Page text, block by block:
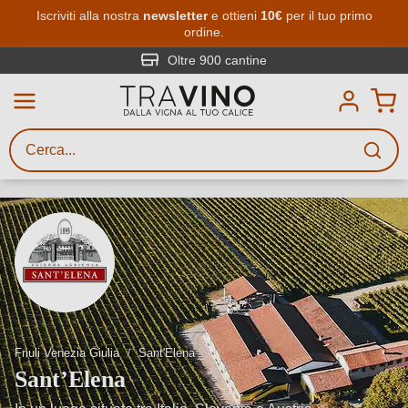
Passa al contenuto principale
Iscriviti alla nostra newslettere ottieni 10€per il tuo primo
ordine.
Oltre 900 cantine
Friuli Venezia Giulia Sant'Elena
Sant’Elena
Ricerca vini
Inserisci almeno 3 caratteri
gusto, occasione, nome del vino,
vitigno, regione, cantina o altri
criteri.